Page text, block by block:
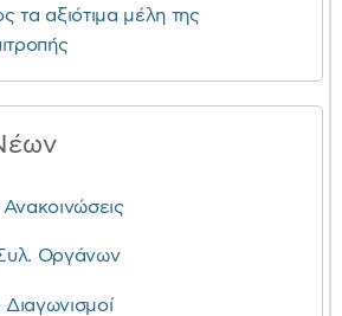
τα αξιότιμα μέλη της
Οργάνων